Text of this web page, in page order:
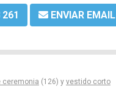
ceremonia (126) y vestido corto
ENVIAR EMAIL